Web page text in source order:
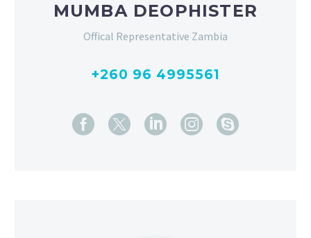
MUMBA DEOPHISTER
Offical Representative Zambia
+260 96 4995561